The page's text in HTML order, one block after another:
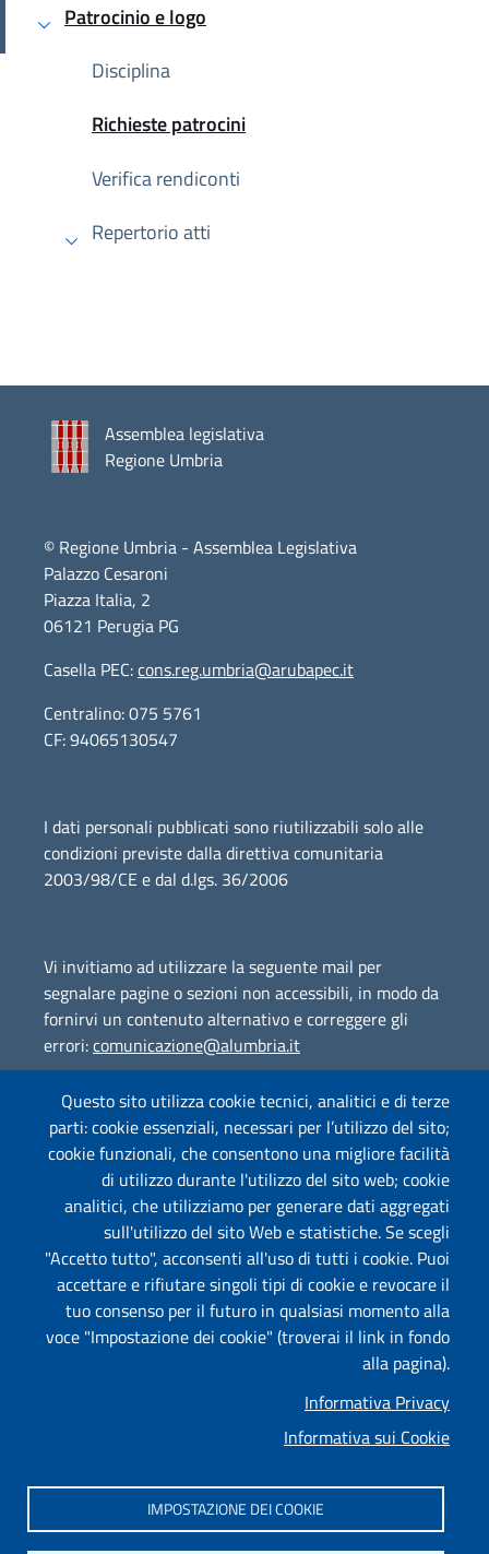
Patrocinio e logo
Attivo
Disciplina
Richieste patrociniAttivo
Verifica rendiconti
Repertorio atti
Assemblea legislativa
Regione Umbria
© Regione Umbria - Assemblea Legislativa
Palazzo Cesaroni
Piazza Italia, 2
06121 Perugia PG
Casella PEC:cons.reg.umbria@arubapec.it
Centralino: 075 5761
CF: 94065130547
I dati personali pubblicati sono riutilizzabili solo alle
condizioni previste dalla direttiva comunitaria
2003/98/CE e dal d.lgs. 36/2006
Vi invitiamo ad utilizzare la seguente mail per
segnalare pagine o sezioni non accessibili, in modo da
fornirvi un contenuto alternativo e correggere gli
errori:comunicazione@alumbria.it
Amministrazione Trasparente
Segnalazione Illeciti(whistleblowing)
Albo on-line
Piè di pagina
Useful links section
Impostazione dei cookie
Dichiarazione di accessibilità
Questo sito utilizza cookie tecnici, analitici e di terze
parti: cookie essenziali, necessari per l’utilizzo del sito;
cookie funzionali, che consentono una migliore facilità
di utilizzo durante l'utilizzo del sito web; cookie
analitici, che utilizziamo per generare dati aggregati
sull'utilizzo del sito Web e statistiche. Se scegli
"Accetto tutto", acconsenti all'uso di tutti i cookie. Puoi
accettare e rifiutare singoli tipi di cookie e revocare il
tuo consenso per il futuro in qualsiasi momento alla
voce "Impostazione dei cookie" (troverai il link in fondo
alla pagina).
Informativa Privacy
Informativa sui Cookie
IMPOSTAZIONE DEI COOKIE